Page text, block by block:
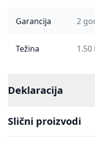
Garancija 2
Težina 1.50
Deklaracija
Slični proizvodi